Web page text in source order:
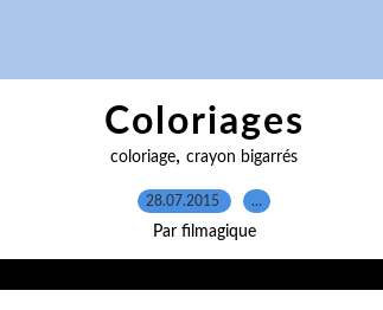
Coloriages
coloriage, crayon bigarrés
28.07.2015 …
Par filmagique